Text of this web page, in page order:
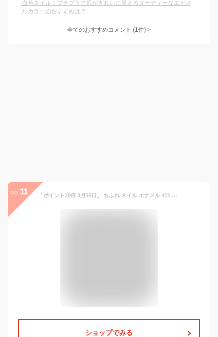
血色ネイル｜プチプラで爪がきれいに見えるヌーディーなエナメ
ルカラーのおすすめは？
全てのおすすめコメント (1件) >
no. 11 「ポイント20倍 3月15日」 ちふれ ネイル エナメル 411 マニキュア アットコスメ _25Mar
ショップでみる